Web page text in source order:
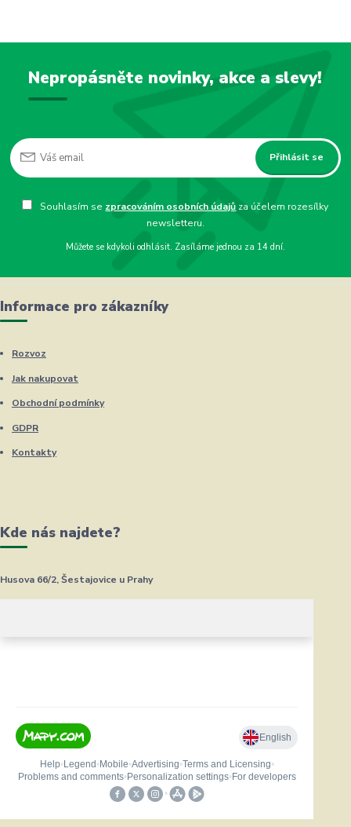
Nepropásněte novinky, akce a slevy!
Přihlásit se
Souhlasím se zpracováním osobních údajů za účelem rozesílky
newsletteru.
Můžete se kdykoli odhlásit. Zasíláme jednou za 14 dní.
Informace pro zákazníky
Rozvoz
Jak nakupovat
Obchodní podmínky
GDPR
Kontakty
Kde nás najdete?
Husova 66/2, Šestajovice u Prahy